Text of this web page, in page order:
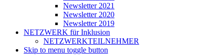
Newsletter 2021
Newsletter 2020
Newsletter 2019
NETZWERK für Inklusion
NETZWERKTEILNEHMER
Skip to menu toggle button